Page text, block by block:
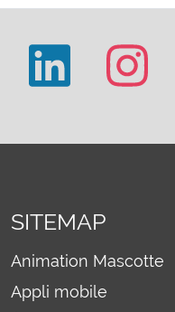
SITEMAP
Animation Mascotte
Appli mobile